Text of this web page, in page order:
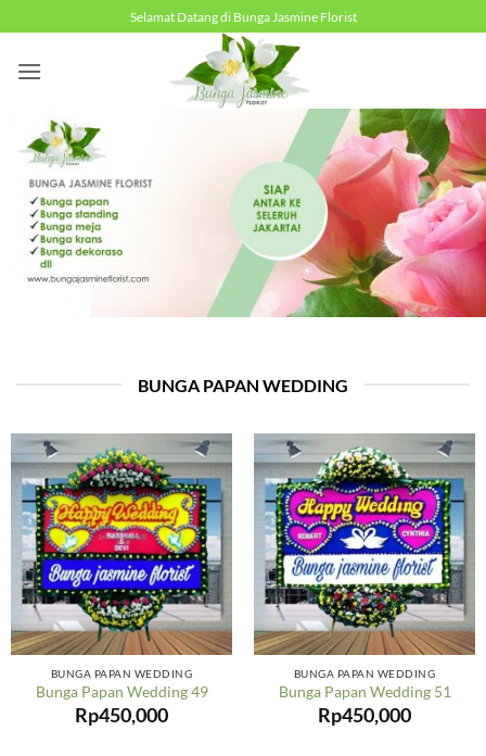
to
content
Selamat Datang di Bunga Jasmine Florist
BUNGA PAPAN WEDDING
BUNGA PAPAN WEDDING
Bunga Papan Wedding 49
Rp450,000
BUNGA PAPAN WEDDING
Bunga Papan Wedding 51
Rp450,000